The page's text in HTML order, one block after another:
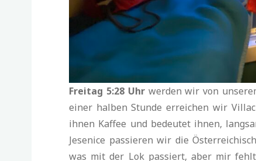
Freitag 5:28 Uhr werden wir von
einer halben Stunde erreichen wir
ihnen Kaffee und bedeutet ihnen,
Jesenice passieren wir die
was mit der Lok passiert, aber mir